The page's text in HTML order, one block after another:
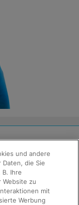
und andere
die Sie
Ihre
Website zu
mit
Werbung